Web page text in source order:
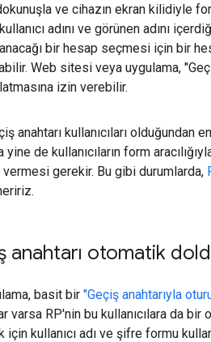
ve cihazın ekran kilidiyle
adını ve görünen adını
bir hesap seçmesi için bir
Web sitesi veya uygulama,
izin verebilir.
anahtarı kullanıcıları
yine de kullanıcıların form
gerekir. Bu gibi durumlarda,
anahtarı otomatik
basit bir "Geçiş anahtarıyla
varsa RP'nin bu kullanıcılara da
kullanıcı adı ve şifre formu